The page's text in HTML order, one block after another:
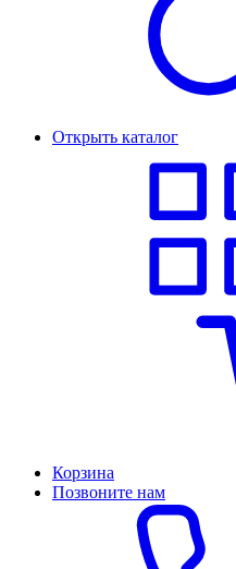
Открыть каталог
Корзина
Позвоните нам